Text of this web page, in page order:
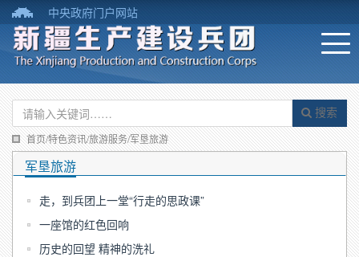
中央政府门户网站
搜索
首页/特色资讯/旅游服务/军垦旅游
军垦旅游
走，到兵团上一堂“行走的思政课”
一座馆的红色回响
历史的回望 精神的洗礼